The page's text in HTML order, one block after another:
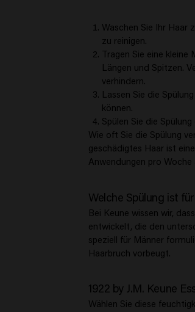
Waschen Sie Ihr Haar
zu reinigen.
Tragen Sie eine kleine
Längen und Spitzen.
verhindern.
Lassen Sie die
können.
Spülen Sie die
Wie oft Sie die Spülung
geschädigtes Haar ist
Anwendungen pro Woche
Welche Spülung ist
Bei Keune wissen wir,
entwickelt, die den
speziell für Männer
Haarbruch vorbeugt.
1922 by J.M. Keune
Wählen Sie diese